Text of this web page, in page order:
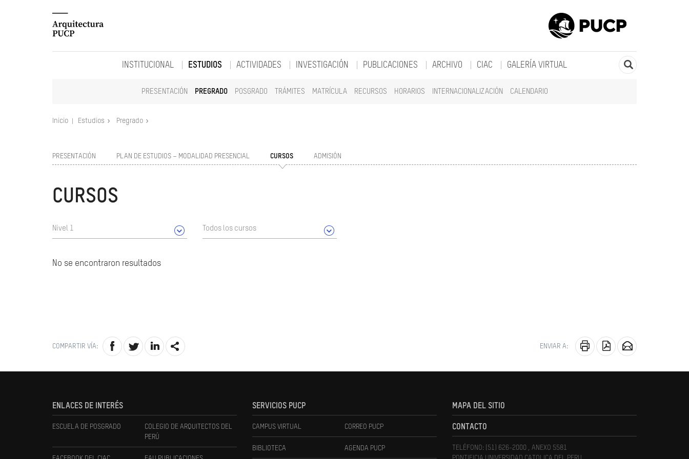
INSTITUCIONAL ESTUDIOS
PRESENTACIÓN PREGRADO POSGRADO TRÁMITES MATRÍCULA RECURSOS HORARIOS INTERNACIONALIZACIÓN CALENDARIO
ACTIVIDADES INVESTIGACIÓN PUBLICACIONES ARCHIVO CIAC GALERÍA VIRTUAL
Inicio Estudios Pregrado
PRESENTACIÓN PLAN DE ESTUDIOS – MODALIDAD PRESENCIAL CURSOS ADMISIÓN
CURSOS
Nivel 1 Todos los cursos
No se encontraron resultados
COMPARTIR VÍA: ENVIAR A:
ENLACES DE INTERÉS
ESCUELA DE POSGRADO
COLEGIO DE ARQUITECTOS DEL
PERÚ
SERVICIOS PUCP
CAMPUS VIRTUAL CORREO PUCP
BIBLIOTECA AGENDA PUCP
MAPA DEL SITIO
CONTACTO
TELÉFONO: (51) 626-2000 , ANEXO 5581